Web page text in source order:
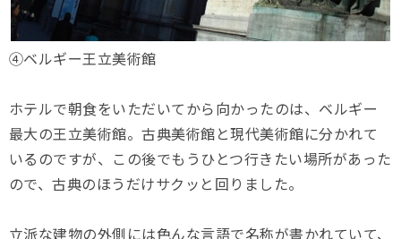
④ベルギー王立美術館
ホテルで朝食をいただいてから向かったのは、ベルギー
最大の王立美術館。古典美術館と現代美術館に分かれて
いるのですが、この後でもうひとつ行きたい場所があった
ので、古典のほうだけサクッと回りました。
立派な建物の外側には色んな言語で名称が書かれていて、